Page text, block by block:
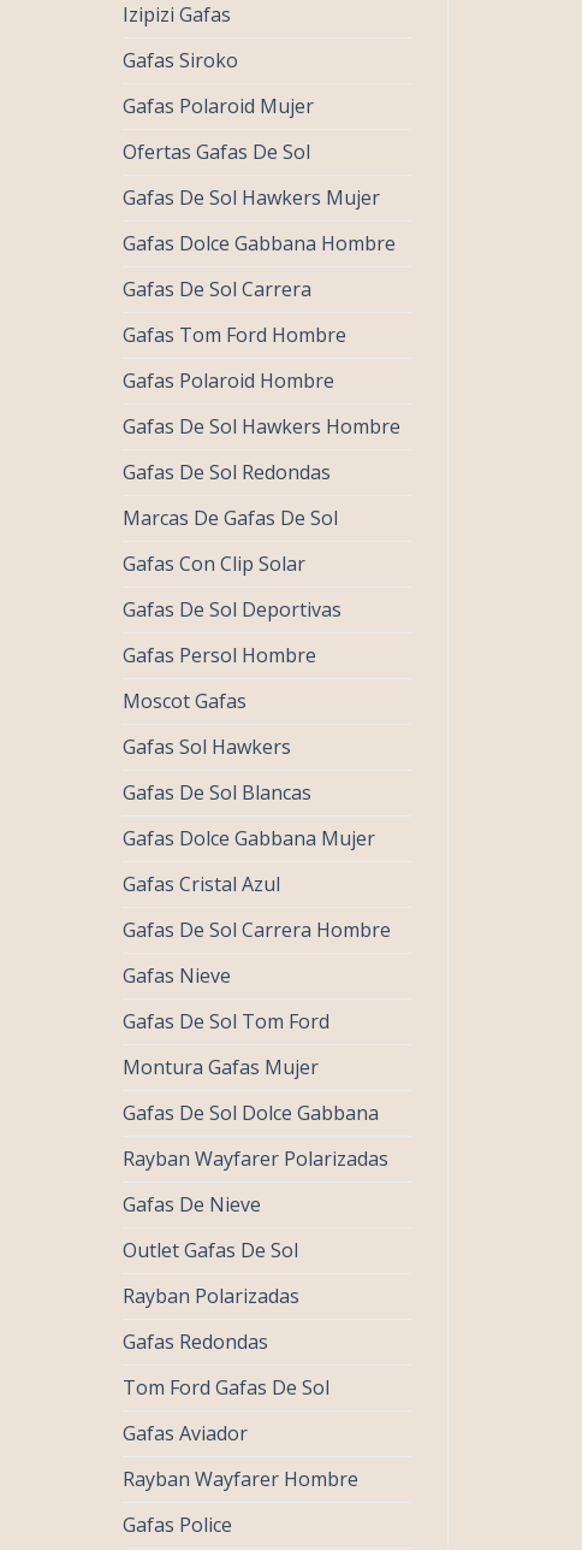
Izipizi Gafas
Gafas Siroko
Gafas Polaroid Mujer
Ofertas Gafas De Sol
Gafas De Sol Hawkers Mujer
Gafas Dolce Gabbana Hombre
Gafas De Sol Carrera
Gafas Tom Ford Hombre
Gafas Polaroid Hombre
Gafas De Sol Hawkers Hombre
Gafas De Sol Redondas
Marcas De Gafas De Sol
Gafas Con Clip Solar
Gafas De Sol Deportivas
Gafas Persol Hombre
Moscot Gafas
Gafas Sol Hawkers
Gafas De Sol Blancas
Gafas Dolce Gabbana Mujer
Gafas Cristal Azul
Gafas De Sol Carrera Hombre
Gafas Nieve
Gafas De Sol Tom Ford
Montura Gafas Mujer
Gafas De Sol Dolce Gabbana
Rayban Wayfarer Polarizadas
Gafas De Nieve
Outlet Gafas De Sol
Rayban Polarizadas
Gafas Redondas
Tom Ford Gafas De Sol
Gafas Aviador
Rayban Wayfarer Hombre
Gafas Police